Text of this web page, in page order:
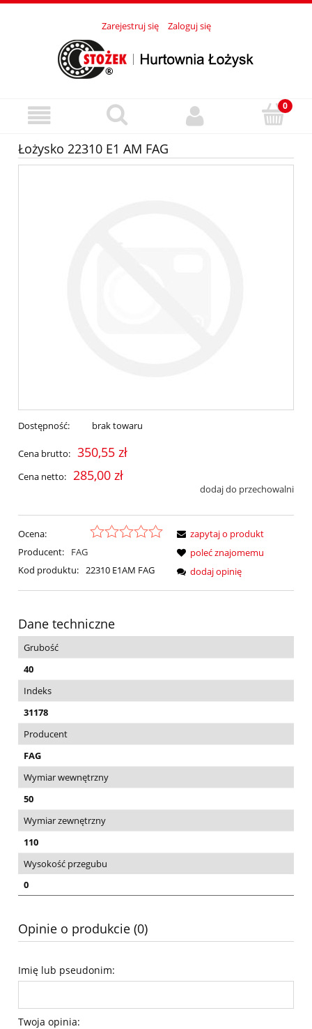
Zarejestruj się Zaloguj się
Łożysko 22310 E1 AM FAG
Dostępność: brak towaru
Cena brutto: 350,55 zł
Cena netto: 285,00 zł
dodaj do przechowalni
Ocena:
Producent:
FAG
Kod produktu: 22310 E1AM FAG
zapytaj o produkt
poleć znajomemu
dodaj opinię
Dane techniczne
Grubość
40
Indeks
31178
Producent
FAG
Wymiar wewnętrzny
50
Wymiar zewnętrzny
110
Wysokość przegubu
0
Opinie o produkcie (0)
Imię lub pseudonim:
Twoja opinia: